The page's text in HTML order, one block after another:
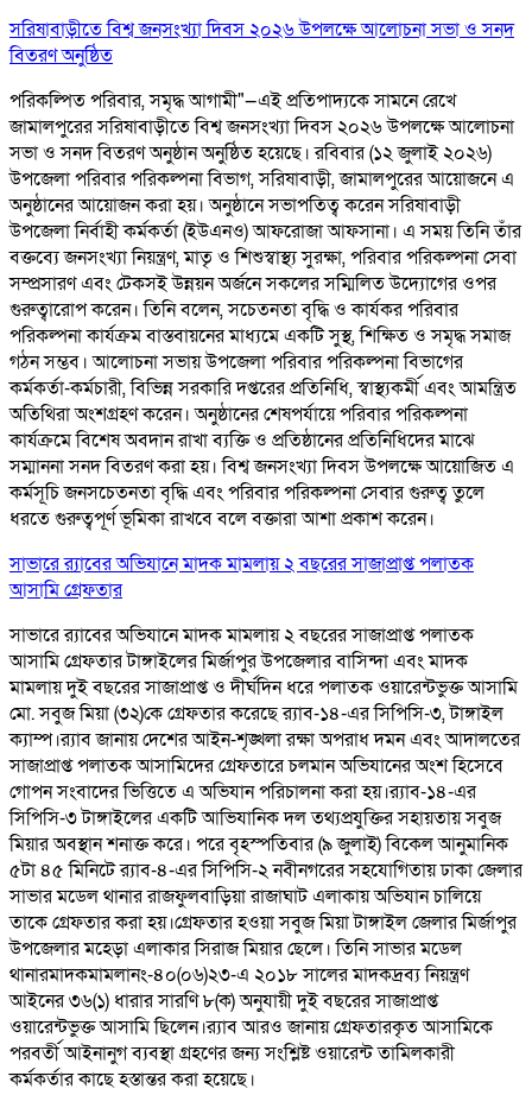
সরিষাবাড়ীতে বিশ্ব জনসংখ্যা দিবস ২০২৬ উপলক্ষে আলোচনা সভা ও সনদ
বিতরণ অনুষ্ঠিত
পরিকল্পিত পরিবার, সমৃদ্ধ আগামী"—এই প্রতিপাদ্যকে সামনে রেখে
জামালপুরের সরিষাবাড়ীতে বিশ্ব জনসংখ্যা দিবস ২০২৬ উপলক্ষে আলোচনা
সভা ও সনদ বিতরণ অনুষ্ঠান অনুষ্ঠিত হয়েছে। রবিবার (১২ জুলাই ২০২৬)
উপজেলা পরিবার পরিকল্পনা বিভাগ, সরিষাবাড়ী, জামালপুরের আয়োজনে এ
অনুষ্ঠানের আয়োজন করা হয়। অনুষ্ঠানে সভাপতিত্ব করেন সরিষাবাড়ী
উপজেলা নির্বাহী কর্মকর্তা (ইউএনও) আফরোজা আফসানা। এ সময় তিনি তাঁর
বক্তব্যে জনসংখ্যা নিয়ন্ত্রণ, মাতৃ ও শিশুস্বাস্থ্য সুরক্ষা, পরিবার পরিকল্পনা সেবা
সম্প্রসারণ এবং টেকসই উন্নয়ন অর্জনে সকলের সম্মিলিত উদ্যোগের ওপর
গুরুত্বারোপ করেন। তিনি বলেন, সচেতনতা বৃদ্ধি ও কার্যকর পরিবার
পরিকল্পনা কার্যক্রম বাস্তবায়নের মাধ্যমে একটি সুস্থ, শিক্ষিত ও সমৃদ্ধ সমাজ
গঠন সম্ভব। আলোচনা সভায় উপজেলা পরিবার পরিকল্পনা বিভাগের
কর্মকর্তা-কর্মচারী, বিভিন্ন সরকারি দপ্তরের প্রতিনিধি, স্বাস্থ্যকর্মী এবং আমন্ত্রিত
অতিথিরা অংশগ্রহণ করেন। অনুষ্ঠানের শেষপর্যায়ে পরিবার পরিকল্পনা
কার্যক্রমে বিশেষ অবদান রাখা ব্যক্তি ও প্রতিষ্ঠানের প্রতিনিধিদের মাঝে
সম্মাননা সনদ বিতরণ করা হয়। বিশ্ব জনসংখ্যা দিবস উপলক্ষে আয়োজিত এ
কর্মসূচি জনসচেতনতা বৃদ্ধি এবং পরিবার পরিকল্পনা সেবার গুরুত্ব তুলে
ধরতে গুরুত্বপূর্ণ ভূমিকা রাখবে বলে বক্তারা আশা প্রকাশ করেন।
সাভারে র‌্যাবের অভিযানে মাদক মামলায় ২ বছরের সাজাপ্রাপ্ত পলাতক
আসামি গ্রেফতার
সাভারে র‌্যাবের অভিযানে মাদক মামলায় ২ বছরের সাজাপ্রাপ্ত পলাতক
আসামি গ্রেফতার টাঙ্গাইলের মির্জাপুর উপজেলার বাসিন্দা এবং মাদক
মামলায় দুই বছরের সাজাপ্রাপ্ত ও দীর্ঘদিন ধরে পলাতক ওয়ারেন্টভুক্ত আসামি
মো. সবুজ মিয়া (৩২)কে গ্রেফতার করেছে র‌্যাব-১৪-এর সিপিসি-৩, টাঙ্গাইল
ক্যাম্প।র‌্যাব জানায় দেশের আইন-শৃঙ্খলা রক্ষা অপরাধ দমন এবং আদালতের
সাজাপ্রাপ্ত পলাতক আসামিদের গ্রেফতারে চলমান অভিযানের অংশ হিসেবে
গোপন সংবাদের ভিত্তিতে এ অভিযান পরিচালনা করা হয়।র‌্যাব-১৪-এর
সিপিসি-৩ টাঙ্গাইলের একটি আভিযানিক দল তথ্যপ্রযুক্তির সহায়তায় সবুজ
মিয়ার অবস্থান শনাক্ত করে। পরে বৃহস্পতিবার (৯ জুলাই) বিকেল আনুমানিক
৫টা ৪৫ মিনিটে র‌্যাব-৪-এর সিপিসি-২ নবীনগরের সহযোগিতায় ঢাকা জেলার
সাভার মডেল থানার রাজফুলবাড়িয়া রাজাঘাট এলাকায় অভিযান চালিয়ে
তাকে গ্রেফতার করা হয়।গ্রেফতার হওয়া সবুজ মিয়া টাঙ্গাইল জেলার মির্জাপুর
উপজেলার মহেড়া এলাকার সিরাজ মিয়ার ছেলে। তিনি সাভার মডেল
থানারমাদকমামলানং-৪০(০৬)২৩-এ ২০১৮ সালের মাদকদ্রব্য নিয়ন্ত্রণ
আইনের ৩৬(১) ধারার সারণি ৮(ক) অনুযায়ী দুই বছরের সাজাপ্রাপ্ত
ওয়ারেন্টভুক্ত আসামি ছিলেন।র‌্যাব আরও জানায় গ্রেফতারকৃত আসামিকে
পরবর্তী আইনানুগ ব্যবস্থা গ্রহণের জন্য সংশ্লিষ্ট ওয়ারেন্ট তামিলকারী
কর্মকর্তার কাছে হস্তান্তর করা হয়েছে।